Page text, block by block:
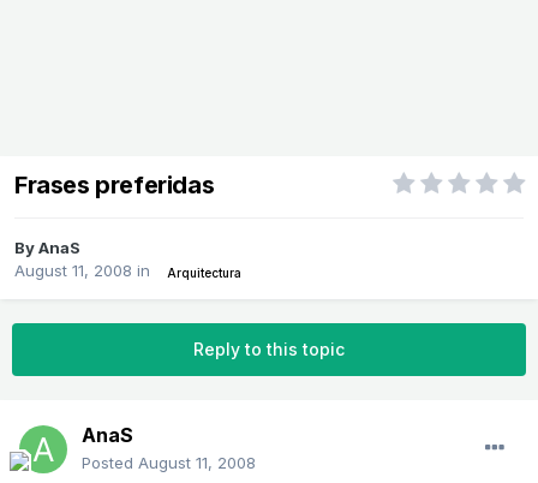
Frases preferidas
ByAnaS
August 11, 2008 in Arquitectura
Reply to this topic
AnaS
Posted August 11, 2008